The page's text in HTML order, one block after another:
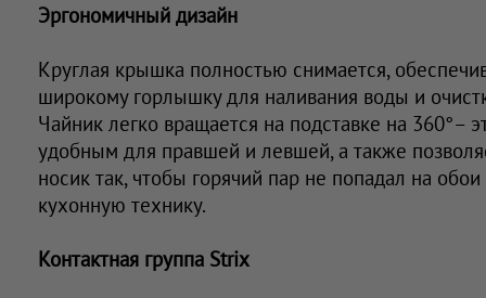
Эргономичный дизайн
Круглая крышка полностью снимается,
широкому горлышку для наливания воды и
Чайник легко вращается на подставке на 360°–
удобным для правшей и левшей, а также
носик так, чтобы горячий пар не попадал на
кухонную технику.
Контактная группа Strix